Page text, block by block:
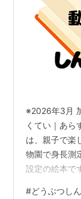
※2026年3月
くてい｜あら
は、親子で楽
物園で身長測
設定の絵本で
#どうぶつし